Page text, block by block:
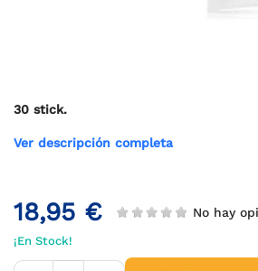
30 stick.
Ver descripción completa
18,95 € No hay
¡En Stock!